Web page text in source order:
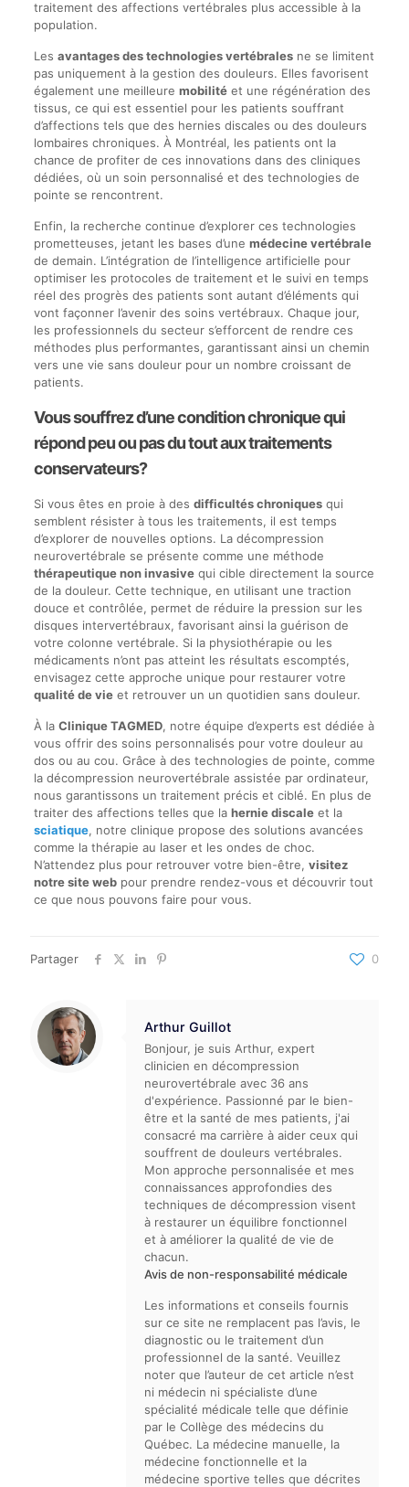
traitement des affections vertébrales plus accessible à la
population.
Les avantages des technologies vertébralesne se limitent
pas uniquement à la gestion des douleurs. Elles favorisent
également une meilleure mobilitéet une régénération des
tissus, ce qui est essentiel pour les patients souffrant
d’affections tels que des hernies discales ou des douleurs
lombaires chroniques. À Montréal, les patients ont la
chance de profiter de ces innovations dans des cliniques
dédiées, où un soin personnalisé et des technologies de
pointe se rencontrent.
Enfin, la recherche continue d’explorer ces technologies
prometteuses, jetant les bases d’une médecine vertébrale
de demain. L’intégration de l’intelligence artificielle pour
optimiser les protocoles de traitement et le suivi en temps
réel des progrès des patients sont autant d’éléments qui
vont façonner l’avenir des soins vertébraux. Chaque jour,
les professionnels du secteur s’efforcent de rendre ces
méthodes plus performantes, garantissant ainsi un chemin
vers une vie sans douleur pour un nombre croissant de
patients.
Vous souffrez d’une condition chronique qui
répond peu ou pas du tout aux traitements
conservateurs?
Si vous êtes en proie à des difficultés chroniquesqui
semblent résister à tous les traitements, il est temps
d’explorer de nouvelles options. La décompression
neurovertébrale se présente comme une méthode
thérapeutique non invasivequi cible directement la source
de la douleur. Cette technique, en utilisant une traction
douce et contrôlée, permet de réduire la pression sur les
disques intervertébraux, favorisant ainsi la guérison de
votre colonne vertébrale. Si la physiothérapie ou les
médicaments n’ont pas atteint les résultats escomptés,
envisagez cette approche unique pour restaurer votre
qualité de vieet retrouver un un quotidien sans douleur.
À la Clinique TAGMED, notre équipe d’experts est dédiée à
vous offrir des soins personnalisés pour votre douleur au
dos ou au cou. Grâce à des technologies de pointe, comme
la décompression neurovertébrale assistée par ordinateur,
nous garantissons un traitement précis et ciblé. En plus de
traiter des affections telles que la hernie discaleet la
sciatique, notre clinique propose des solutions avancées
comme la thérapie au laser et les ondes de choc.
N’attendez plus pour retrouver votre bien-être, visitez
notre site webpour prendre rendez-vous et découvrir tout
ce que nous pouvons faire pour vous.
Partager 0
Arthur Guillot
Bonjour, je suis Arthur, expert
clinicien en décompression
neurovertébrale avec 36 ans
d'expérience. Passionné par le bien-
être et la santé de mes patients, j'ai
consacré ma carrière à aider ceux qui
souffrent de douleurs vertébrales.
Mon approche personnalisée et mes
connaissances approfondies des
techniques de décompression visent
à restaurer un équilibre fonctionnel
et à améliorer la qualité de vie de
chacun.
Avis de non-responsabilité médicale
Les informations et conseils fournis
sur ce site ne remplacent pas l’avis, le
diagnostic ou le traitement d’un
professionnel de la santé. Veuillez
noter que l’auteur de cet article n’est
ni médecin ni spécialiste d’une
spécialité médicale telle que définie
par le Collège des médecins du
Québec. La médecine manuelle, la
médecine fonctionnelle et la
médecine sportive telles que décrites